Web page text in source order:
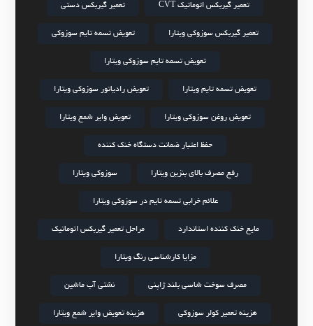
تعمیر گیربکس اتوماتیک CVT تعمیر گیربکس دستی
تعمیر گیربکس سوزوکی ویتارا تعویض تسمه تایم سوزوکی
تعویض تسمه تایم سوزوکی ویتارا
تعویض تسمه تایم ویتارا تعویض رادیاتور سوزوکی ویتارا
تعویض روغن سوزوکی ویتارا تعویض وایر شمع ویتارا
حفظ اعتبار ضمانت دستگاه خنک کننده
رفع مصرف بالای بنزین ویتارا سوزوکی ویتارا
علائم خرابی تسمه تایم در سوزوکی ویتارا
مایع خنک کننده استاندارد مراحل تعمیر گیربکس اتوماتیک
مزایا کارشناسی رنگ ویتارا
مصرف سوخت شاسی بلند ژاپنی نشتی آب ماشین
هزینه تعمیر کولر سوزوکی هزینه تعویض وایر شمع ویتارا